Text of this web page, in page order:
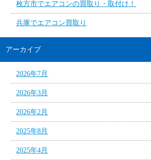
枚方市でエアコンの買取り・取付け！
兵庫でエアコン買取り
アーカイブ
2026年7月
2026年3月
2026年2月
2025年8月
2025年4月